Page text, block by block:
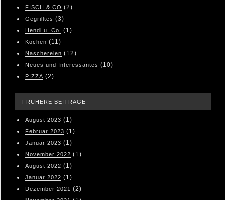
FISCH & CO (2)
Gegrilltes (3)
Hendl u. Co. (1)
Kochen (11)
Naschereien (12)
Neues und Interessantes (10)
PIZZA (2)
FRÜHERE BEITRÄGE
August 2023 (1)
Februar 2023 (1)
Januar 2023 (1)
November 2022 (1)
August 2022 (1)
Januar 2022 (1)
Dezember 2021 (2)